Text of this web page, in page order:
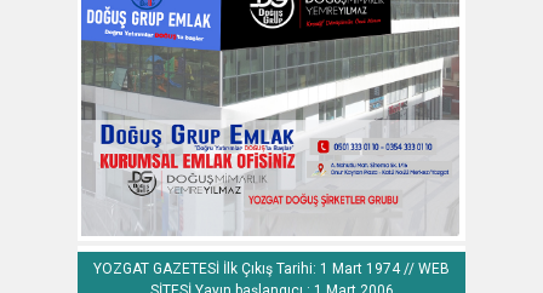
YOZGAT GAZETESİ İlk Çıkış Tarihi: 1 Mart 1974 // WEB